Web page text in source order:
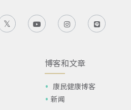
博客和文章
康民健康博客
新闻